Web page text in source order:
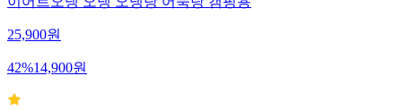
25,900원
42%14,900원